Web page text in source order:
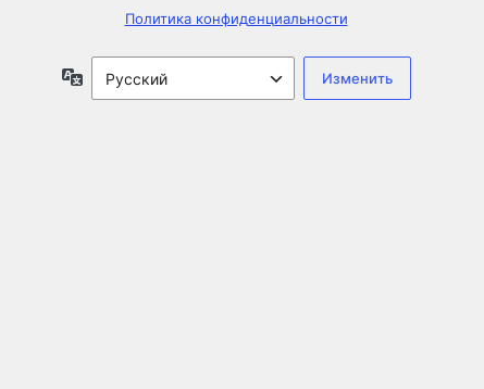
Политика конфиденциальности
Язык